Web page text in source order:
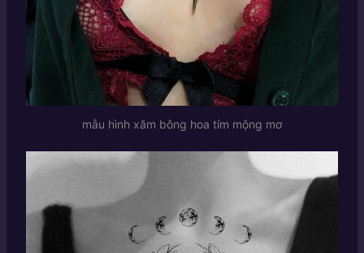
mẫu hình xăm bông hoa tím mộng mơ